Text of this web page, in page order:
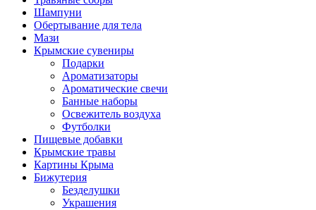
Шампуни
Обертывание для тела
Мази
Крымские сувениры
Подарки
Ароматизаторы
Ароматические свечи
Банные наборы
Освежитель воздуха
Футболки
Пищевые добавки
Крымские травы
Картины Крыма
Бижутерия
Безделушки
Украшения